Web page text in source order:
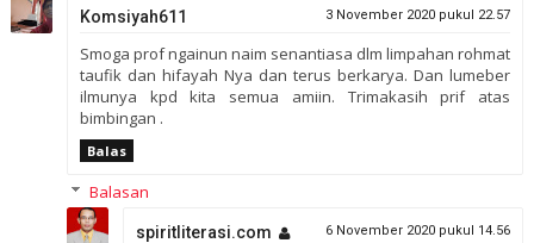
Komsiyah611 3 November 2020 pukul 22.57
Smoga prof ngainun naim senantiasa dlm limpahan rohmat
taufik dan hifayah Nya dan terus berkarya. Dan lumeber
ilmunya kpd kita semua amiin. Trimakasih prif atas
bimbingan .
Balas
Balasan
spiritliterasi.com 6 November 2020 pukul 14.56